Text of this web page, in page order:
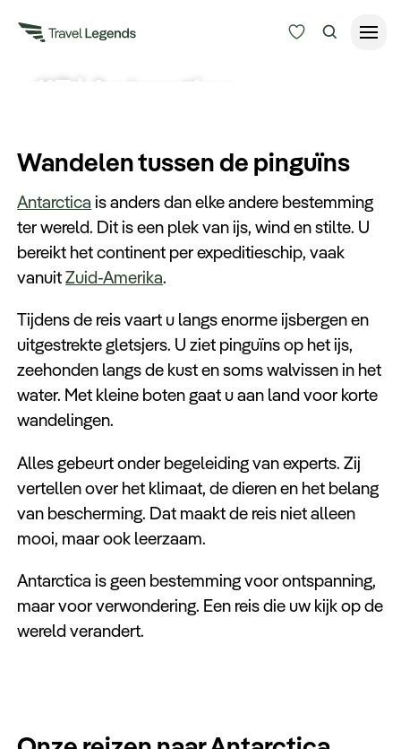
Bedrijfsreizen
Over ons
Zoeken
#7 | Antarctica
Wandelen tussen de pinguïns
Antarctica is anders dan elke andere bestemming
ter wereld. Dit is een plek van ijs, wind en stilte. U
bereikt het continent per expeditieschip, vaak
vanuitZuid-Amerika.
Tijdens de reis vaart u langs enorme ijsbergen en
uitgestrekte gletsjers. U ziet pinguïns op het ijs,
zeehonden langs de kust en soms walvissen in het
water. Met kleine boten gaat u aan land voor korte
wandelingen.
Alles gebeurt onder begeleiding van experts. Zij
vertellen over het klimaat, de dieren en het belang
van bescherming. Dat maakt de reis niet alleen
mooi, maar ook leerzaam.
Antarctica is geen bestemming voor ontspanning,
maar voor verwondering. Een reis die uw kijk op de
wereld verandert.